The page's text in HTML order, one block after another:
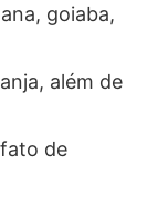
goiaba,
além de
de